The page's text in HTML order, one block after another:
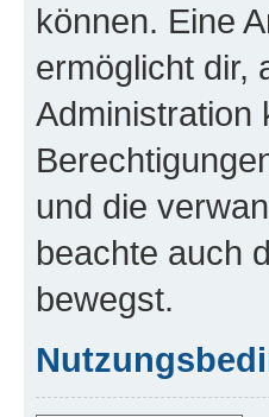
können. Eine
ermöglicht dir,
Administration
und die
beachte auch
bewegst.